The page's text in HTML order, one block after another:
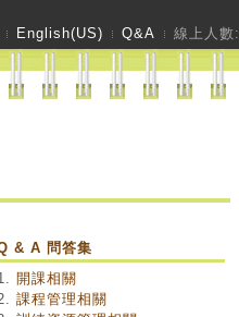
English(US) Q&A 線上人數:
& A 問答集
開課相關
課程管理相關